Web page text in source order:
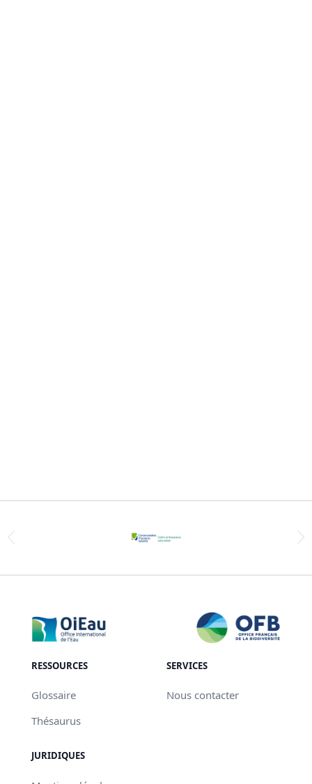
RESSOURCES
Glossaire
Thésaurus
SERVICES
Nous contacter
JURIDIQUES